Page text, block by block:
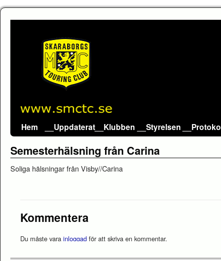
Hem __Uppdaterat__Klubben __Styrelsen
Semesterhälsning från Carina
Soliga hälsningar från Visby//Carina
Kommentera
Du måste vara inloggad för att skriva en kommentar.